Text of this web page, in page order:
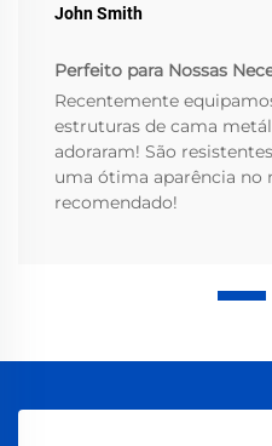
John Smith
Perfeito para Nossas
Recentemente
estruturas de cama
adoraram! São
uma ótima aparência no
recomendado!